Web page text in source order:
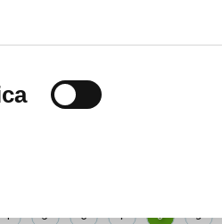
Agenda de eventos
〈 Agosto 2026
4 5 6 7 8 9